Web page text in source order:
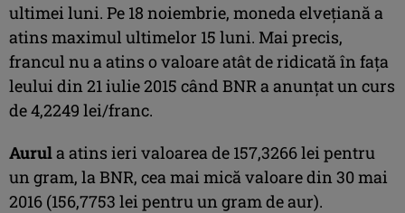
ultimei luni. Pe 18 noiembrie, moneda elveţiană a
atins maximul ultimelor 15 luni. Mai precis,
francul nu a atins o valoare atât de ridicată în faţa
leului din 21 iulie 2015 când BNR a anunţat un curs
de 4,2249 lei/franc.
Aurula atins ieri valoarea de 157,3266 lei pentru
un gram, la BNR, cea mai mică valoare din 30 mai
2016 (156,7753 lei pentru un gram de aur).